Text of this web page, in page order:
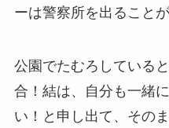
ーは警察所を出ること
公園でたむろしている
合！結は、自分も一緒
い！と申し出て、その